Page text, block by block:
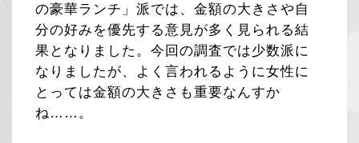
の豪華ランチ」派では、金額の大きさや自
分の好みを優先する意見が多く見られる結
果となりました。今回の調査では少数派に
なりましたが、よく言われるように女性に
とっては金額の大きさも重要なんすか
ね……。